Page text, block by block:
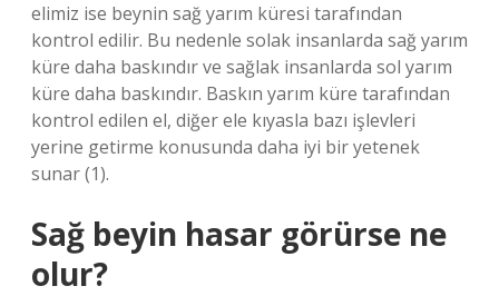
elimiz ise beynin sağ yarım küresi tarafından
kontrol edilir. Bu nedenle solak insanlarda sağ yarım
küre daha baskındır ve sağlak insanlarda sol yarım
küre daha baskındır. Baskın yarım küre tarafından
kontrol edilen el, diğer ele kıyasla bazı işlevleri
yerine getirme konusunda daha iyi bir yetenek
sunar (1).
Sağ beyin hasar görürse ne
olur?